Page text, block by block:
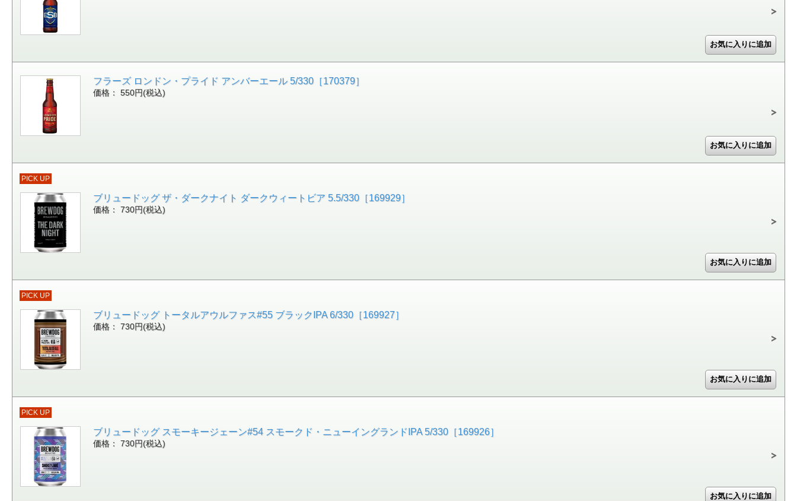
フラーズ ロンドン・プライド アンバーエール 5/330［170379］
価格： 550円(税込)
PICK UP
ブリュードッグ ザ・ダークナイト ダークウィートビア 5.5/330［169929］
価格： 730円(税込)
PICK UP
ブリュードッグ トータルアウルファス#55 ブラックIPA 6/330［169927］
価格： 730円(税込)
PICK UP
ブリュードッグ スモーキージェーン#54 スモークド・ニューイングランドIPA 5/330［169926］
価格： 730円(税込)